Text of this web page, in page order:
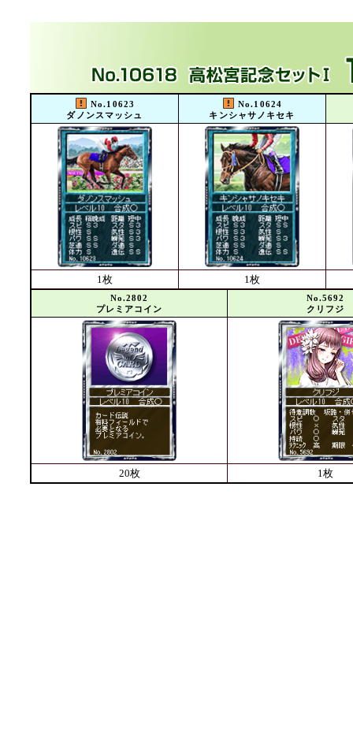
No.10623
ダノンスマッシュ
No.10624
キンシャサノキセキ
1枚 1枚
No.2802
プレミアコイン
No.5692
クリフジ
20枚 1枚